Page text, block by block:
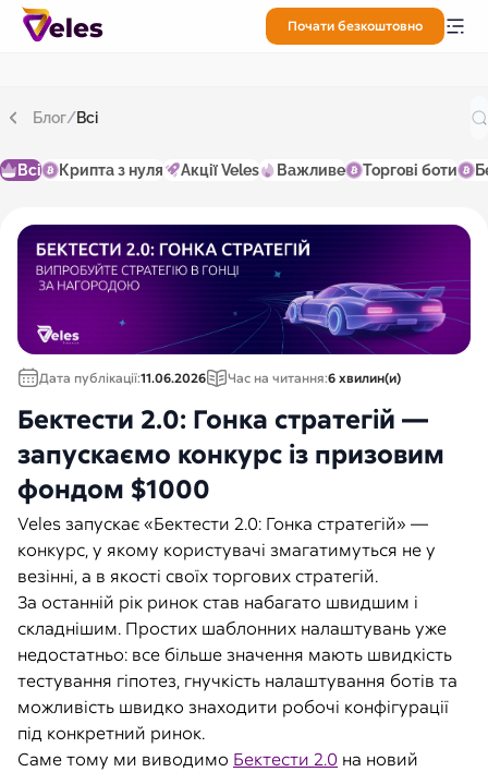
Почати безкоштовно
Блог/Всі
Всі Крипта з нуля Акції Veles Важливе Торгові боти
Дата публікації:11.06.2026 Час на читання:6 хвилин(и)
Бектести 2.0: Гонка стратегій —
запускаємо конкурс із призовим
фондом $1000
Veles запускає «Бектести 2.0: Гонка стратегій» —
конкурс, у якому користувачі змагатимуться не у
везінні, а в якості своїх торгових стратегій.
За останній рік ринок став набагато швидшим і
складнішим. Простих шаблонних налаштувань уже
недостатньо: все більше значення мають швидкість
тестування гіпотез, гнучкість налаштування ботів та
можливість швидко знаходити робочі конфігурації
під конкретний ринок.
Саме тому ми виводимо Бектести 2.0 на новий